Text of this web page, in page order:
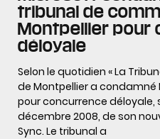
tribunal de
Montpellier pour
déloyale
Selon le quotidien « La
de Montpellier a condamné
pour concurrence déloyale,
décembre 2008, de son
Sync. Le tribunal a